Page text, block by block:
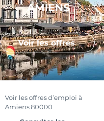
AMIENS
Voir les offres
Voir les offres d’emploi à
Amiens 80000